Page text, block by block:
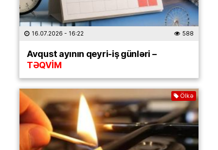
16.07.2026 - 16:22 588
Avqust ayının qeyri-iş günləri –
TƏQVİM
Ölkə